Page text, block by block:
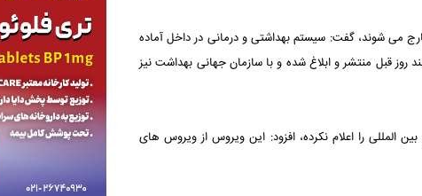
می شوند، گفت: سیستم بهداشتی و درمانی در داخل آماده
قبل منتشر و ابلاغ شده و با سازمان جهانی بهداشت نیز
المللی را اعلام نکرده، افزود: این ویروس از ویروس های